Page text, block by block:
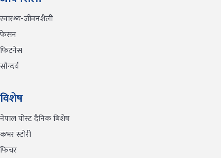
स्वास्थ्य-जीवनशैली
फेसन
फिटनेस
सौन्दर्य
विशेष
नेपाल पोस्ट दैनिक बिशेष
कभर स्टोरी
फिचर